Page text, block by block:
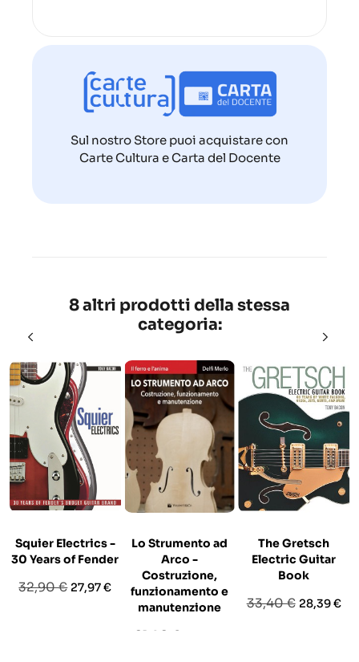
Sul nostro Store puoi acquistare con
Carte Cultura e Carta del Docente
8 altri prodotti della stessa
categoria:
Squier Electrics -
30 Years of Fender
Prezzo
32,90 € Prezzo
27,97 €
Lo Strumento ad
Arco -
Costruzione,
funzionamento e
manutenzione
Prezzo
21,90 €
The Gretsch
Electric Guitar
Book
Prezzo
33,40 € Prezzo
28,39 €